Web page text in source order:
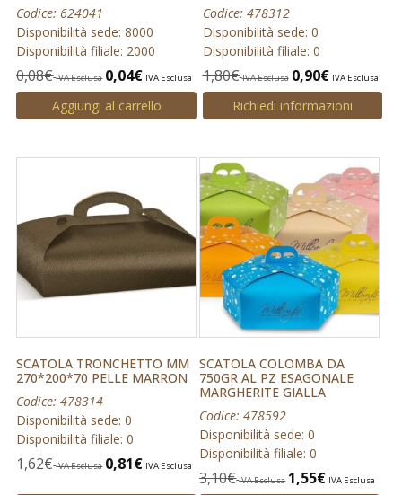
Codice: 624041
Disponibilità sede: 8000
Disponibilità filiale: 2000
0,08€ IVA Esclusa 0,04€ IVA Esclusa
Aggiungi al carrello
Codice: 478312
Disponibilità sede: 0
Disponibilità filiale: 0
1,80€ IVA Esclusa 0,90€ IVA Esclusa
Richiedi informazioni
SCATOLA TRONCHETTO MM
270*200*70 PELLE MARRON
Codice: 478314
Disponibilità sede: 0
Disponibilità filiale: 0
1,62€ IVA Esclusa 0,81€ IVA Esclusa
SCATOLA COLOMBA DA
750GR AL PZ ESAGONALE
MARGHERITE GIALLA
Codice: 478592
Disponibilità sede: 0
Disponibilità filiale: 0
3,10€ IVA Esclusa 1,55€ IVA Esclusa